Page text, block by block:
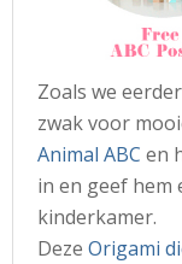
Zoals we
zwak voor
Animal ABC en
in en geef hem
kinderkamer.
Deze Origami